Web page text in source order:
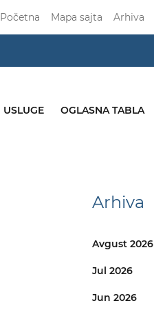
Početna Mapa sajta Arhiva
USLUGE OGLASNA TABLA
Arhiva
Avgust 2026
Jul 2026
Jun 2026